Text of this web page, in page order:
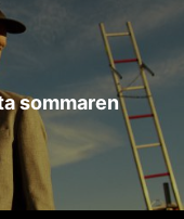
sommaren